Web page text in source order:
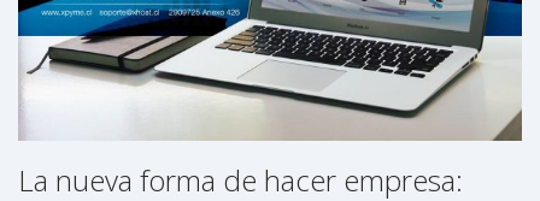
La nueva forma de hacer empresa: